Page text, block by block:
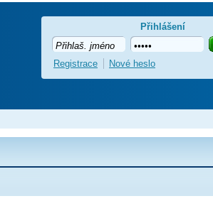
Přihlášení
Registrace Nové heslo